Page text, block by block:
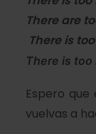
There are
There is too
There is too
Espero
vuelvas a